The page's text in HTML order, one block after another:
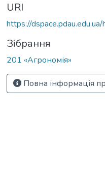
URI
https://
Зібрання
201 «Агрономія»
Повна інформація